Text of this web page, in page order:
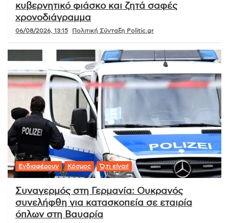
κυβερνητικό φιάσκο και ζητά σαφές
χρονοδιάγραμμα
06/08/2026, 13:15 Πολιτική Σύνταξη Politic.gr
Ενδιαφέρουν Κόσμος Ό,τι είναι!
Συναγερμός στη Γερμανία: Ουκρανός
συνελήφθη για κατασκοπεία σε εταιρία
όπλων στη Βαυαρία